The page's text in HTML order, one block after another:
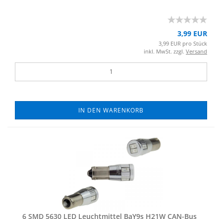
3,99 EUR
3,99 EUR pro Stück
inkl. MwSt. zzgl. Versand
IN DEN WARENKORB
6 SMD 5630 LED Leucht­mit­tel BaY9s H21W CAN-​Bus